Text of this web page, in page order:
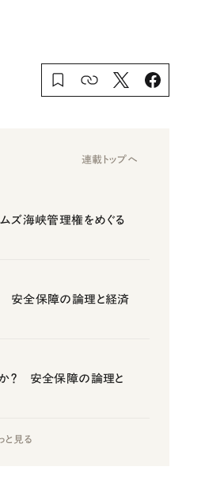
連載トップへ
ズ海峡管理権をめぐる
安全保障の論理と経済
？ 安全保障の論理と
と見る